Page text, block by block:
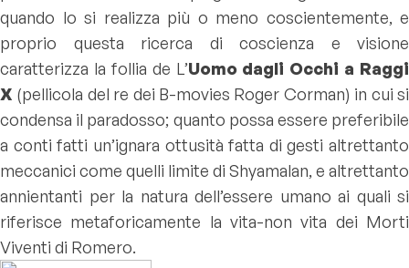
quando lo si realizza più o meno coscientemente, e
proprio questa ricerca di coscienza e visione
caratterizza la follia de L’Uomo dagli Occhi a Raggi
X (pellicola del re dei B-movies Roger Corman) in cui si
condensa il paradosso; quanto possa essere preferibile
a conti fatti un’ignara ottusità fatta di gesti altrettanto
meccanici come quelli limite di Shyamalan, e altrettanto
annientanti per la natura dell’essere umano ai quali si
riferisce metaforicamente la vita-non vita dei Morti
Viventi di Romero.